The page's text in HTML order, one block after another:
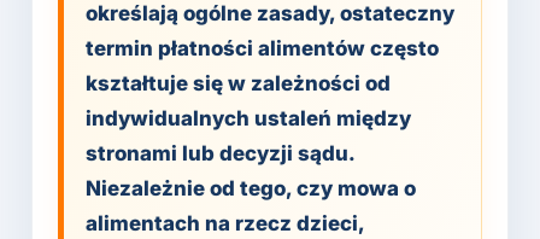
określają ogólne zasady, ostateczny
termin płatności alimentów często
kształtuje się w zależności od
indywidualnych ustaleń między
stronami lub decyzji sądu.
Niezależnie od tego, czy mowa o
alimentach na rzecz dzieci,